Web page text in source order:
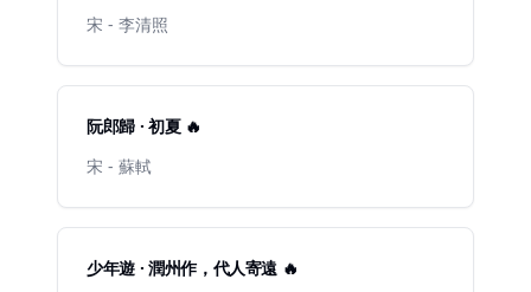
宋 - 李清照
阮郎歸 · 初夏 🔥
宋 - 蘇軾
少年遊 · 潤州作，代人寄遠 🔥